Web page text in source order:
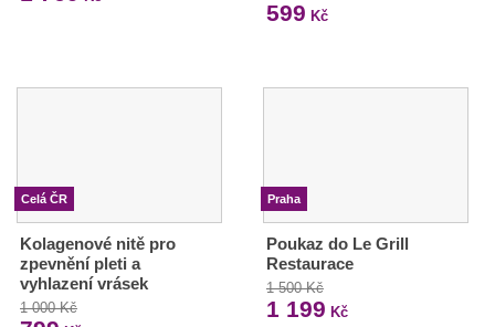
599 Kč
Celá ČR
Kolagenové nitě pro
zpevnění pleti a
vyhlazení vrásek
1 000 Kč
Praha
Poukaz do Le Grill
Restaurace
1 500 Kč
1 199 Kč